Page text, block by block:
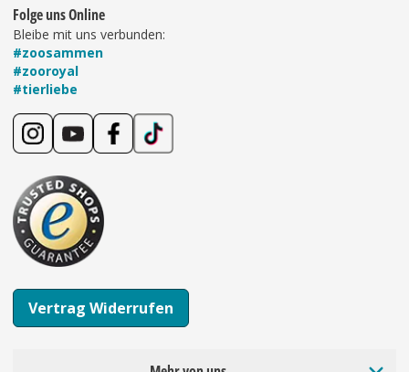
Folge uns Online
Bleibe mit uns verbunden:
#zoosammen
#zooroyal
#tierliebe
Vertrag Widerrufen